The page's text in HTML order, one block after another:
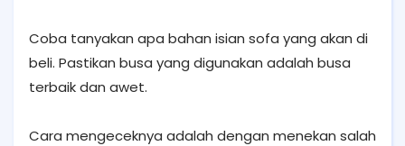
Coba tanyakan apa bahan isian sofa yang akan di
beli. Pastikan busa yang digunakan adalah busa
terbaik dan awet.
Cara mengeceknya adalah dengan menekan salah